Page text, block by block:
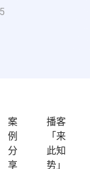
by
案
例
分
享
播客
「来
此知
势」